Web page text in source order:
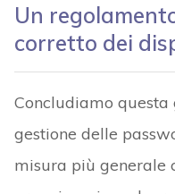
Un
corretto dei
Concludiamo
gestione delle
misura più generale